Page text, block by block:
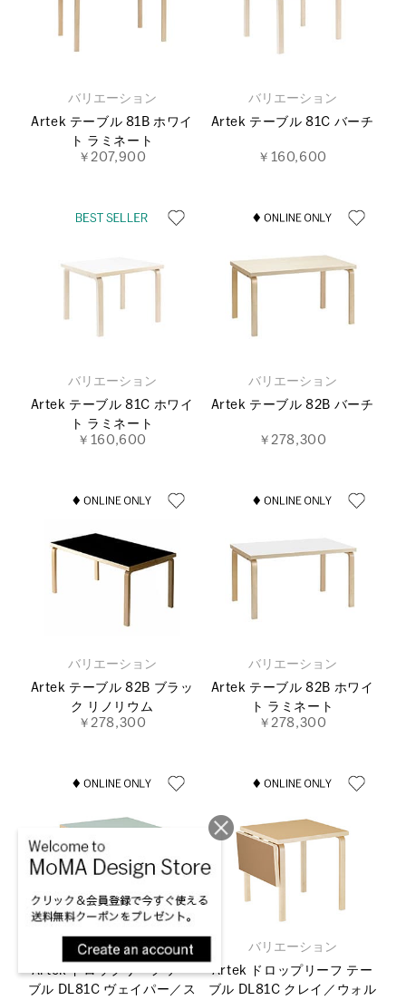
バリエーション
Artek テーブル 81B ホワイ
ト ラミネート
￥207,900
バリエーション
Artek テーブル 81C バーチ
￥160,600
バリエーション
Artek テーブル 81C ホワイ
ト ラミネート
￥160,600
バリエーション
Artek テーブル 82B バーチ
￥278,300
バリエーション
Artek テーブル 82B ブラッ
ク リノリウム
￥278,300
バリエーション
Artek テーブル 82B ホワイ
ト ラミネート
￥278,300
バリエーション
Artek ドロップリーフ テー
ブル DL81C ヴェイパー／ス
バリエーション
Artek ドロップリーフ テー
ブル DL81C クレイ／ウォル